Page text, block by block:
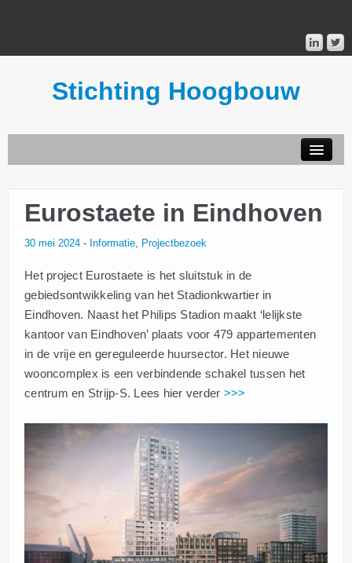
Stichting Hoogbouw
PUBLICATIES
DONATEURS
MAILINGLIST
Eurostaete in Eindhoven
30 mei 2024 - Informatie, Projectbezoek
Het project Eurostaete is het sluitstuk in de
gebiedsontwikkeling van het Stadionkwartier in
Eindhoven. Naast het Philips Stadion maakt ‘lelijkste
kantoor van Eindhoven’ plaats voor 479 appartementen
in de vrije en gereguleerde huursector. Het nieuwe
wooncomplex is een verbindende schakel tussen het
centrum en Strijp-S. Lees hier verder >>>